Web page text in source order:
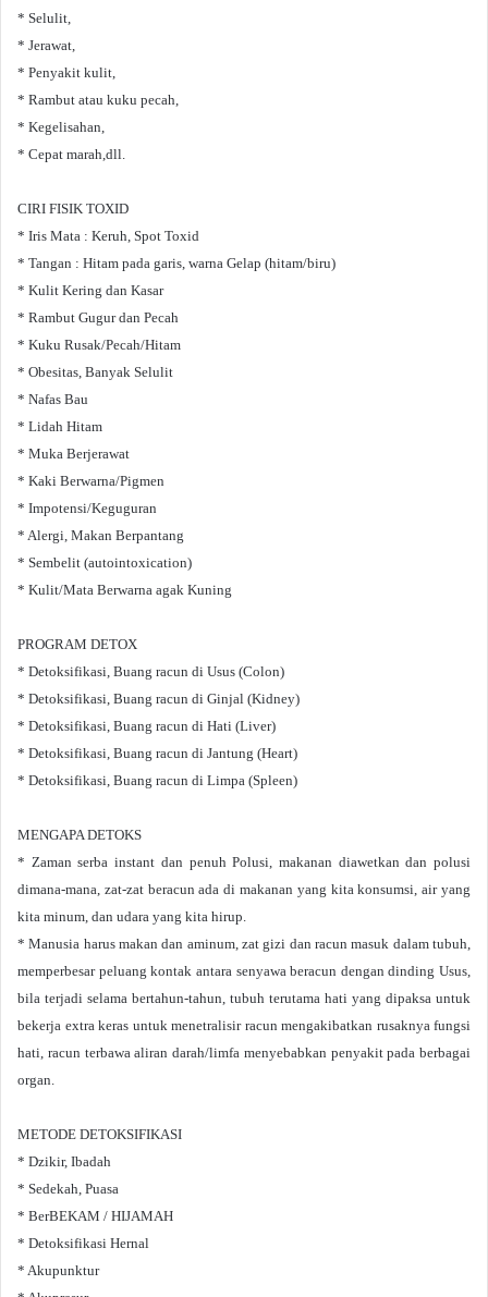
* Selulit,
* Jerawat,
* Penyakit kulit,
* Rambut atau kuku pecah,
* Kegelisahan,
* Cepat marah,dll.
CIRI FISIK TOXID
* Iris Mata : Keruh, Spot Toxid
* Tangan : Hitam pada garis, warna Gelap (hitam/biru)
* Kulit Kering dan Kasar
* Rambut Gugur dan Pecah
* Kuku Rusak/Pecah/Hitam
* Obesitas, Banyak Selulit
* Nafas Bau
* Lidah Hitam
* Muka Berjerawat
* Kaki Berwarna/Pigmen
* Impotensi/Keguguran
* Alergi, Makan Berpantang
* Sembelit (autointoxication)
* Kulit/Mata Berwarna agak Kuning
PROGRAM DETOX
* Detoksifikasi, Buang racun di Usus (Colon)
* Detoksifikasi, Buang racun di Ginjal (Kidney)
* Detoksifikasi, Buang racun di Hati (Liver)
* Detoksifikasi, Buang racun di Jantung (Heart)
* Detoksifikasi, Buang racun di Limpa (Spleen)
MENGAPA DETOKS
* Zaman serba instant dan penuh Polusi, makanan diawetkan dan polusi
dimana-mana, zat-zat beracun ada di makanan yang kita konsumsi, air yang
kita minum, dan udara yang kita hirup.
* Manusia harus makan dan aminum, zat gizi dan racun masuk dalam tubuh,
memperbesar peluang kontak antara senyawa beracun dengan dinding Usus,
bila terjadi selama bertahun-tahun, tubuh terutama hati yang dipaksa untuk
bekerja extra keras untuk menetralisir racun mengakibatkan rusaknya fungsi
hati, racun terbawa aliran darah/limfa menyebabkan penyakit pada berbagai
organ.
METODE DETOKSIFIKASI
* Dzikir, Ibadah
* Sedekah, Puasa
* BerBEKAM / HIJAMAH
* Detoksifikasi Hernal
* Akupunktur